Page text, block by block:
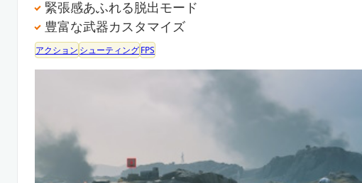
緊張感あふれる脱出モード
豊富な武器カスタマイズ
アクション シューティングFPS